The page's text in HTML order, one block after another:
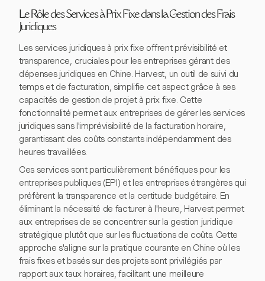
Le Rôle des Services à Prix Fixe dans la Gestion des Frais
Juridiques
Les services juridiques à prix fixe offrent prévisibilité et
transparence, cruciales pour les entreprises gérant des
dépenses juridiques en Chine. Harvest, un outil de suivi du
temps et de facturation, simplifie cet aspect grâce à ses
capacités de gestion de projet à prix fixe. Cette
fonctionnalité permet aux entreprises de gérer les services
juridiques sans l'imprévisibilité de la facturation horaire,
garantissant des coûts constants indépendamment des
heures travaillées.
Ces services sont particulièrement bénéfiques pour les
entreprises publiques (EPI) et les entreprises étrangères qui
préfèrent la transparence et la certitude budgétaire. En
éliminant la nécessité de facturer à l'heure, Harvest permet
aux entreprises de se concentrer sur la gestion juridique
stratégique plutôt que sur les fluctuations de coûts. Cette
approche s'aligne sur la pratique courante en Chine où les
frais fixes et basés sur des projets sont privilégiés par
rapport aux taux horaires, facilitant une meilleure